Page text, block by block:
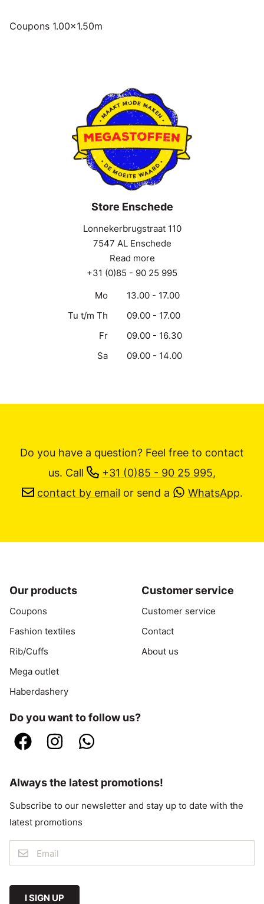
Coupons 1.00x1.50m
Store Enschede
Lonnekerbrugstraat 110
7547 AL Enschede
Read more
+31 (0)85 - 90 25 995
Mo
13.00 - 17.00
Tu t/m Th
09.00 - 17.00
Fr
09.00 - 16.30
Sa
09.00 - 14.00
Do you have a question? Feel free to contact
us. Call +31 (0)85 - 90 25 995,
contact by email or send a WhatsApp.
Our products
Coupons
Fashion textiles
Rib/Cuffs
Mega outlet
Haberdashery
Customer service
Customer service
Contact
About us
Do you want to follow us?
Always the latest promotions!
Subscribe to our newsletter and stay up to date with the
latest promotions
I SIGN UP